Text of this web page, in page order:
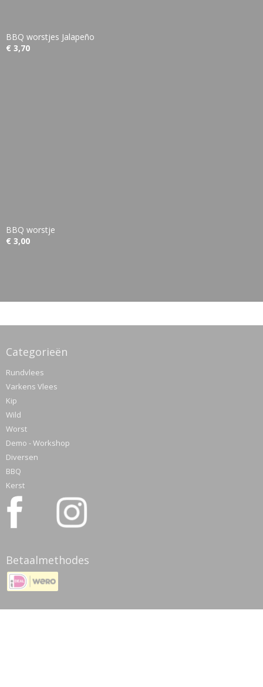
BBQ worstjes Jalapeño
€ 3,70
BBQ worstje
€ 3,00
Categorieën
Rundvlees
Varkens Vlees
Kip
Wild
Worst
Demo - Workshop
Diversen
BBQ
Kerst
Betaalmethodes